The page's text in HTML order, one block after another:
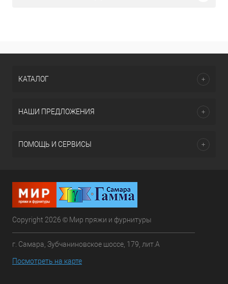
КАТАЛОГ
НАШИ ПРЕДЛОЖЕНИЯ
ПОМОЩЬ И СЕРВИСЫ
Copyright 2026 © Мир пряжи и фурнитуры
г. Самара, Зубчаниновское шоссе, 179, лит.А
Посмотреть на карте